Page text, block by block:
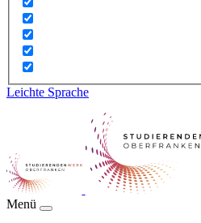
Leichte Sprache
Menü